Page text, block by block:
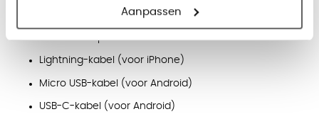
Aanpassen
Oplaadmogelijkheden per vak
Draadloze oplader
Lightning-kabel (voor iPhone)
Micro USB-kabel (voor Android)
USB-C-kabel (voor Android)